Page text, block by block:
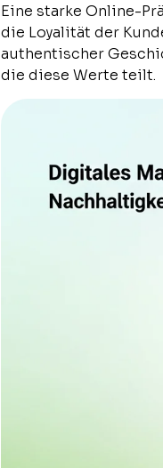
Eine starke Online-
die Loyalität der
authentischer
die diese Werte teilt.